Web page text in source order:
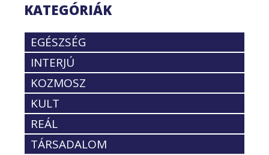
KATEGÓRIÁK
EGÉSZSÉG
INTERJÚ
KOZMOSZ
KULT
REÁL
TÁRSADALOM